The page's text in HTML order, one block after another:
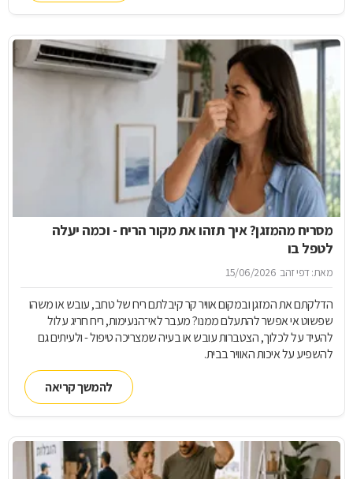
מסריח מהמזגן? איך תזהו את מקור הריח - וכמה יעלה
לטפל בו
מאת: דפי זהב 15/06/2026
הדלקתם את המזגן ובמקום אוויר קר קיבלתם ריח של טחב, עובש או משהו
שפשוט אי אפשר להתעלם ממנו? מעבר לאי־הנעימות, ריח חריג עלול
להעיד על לכלוך, הצטברות עובש או בעיה שמצריכה טיפול - ולעיתים גם
להשפיע על איכות האוויר בבית.
להמשך קריאה